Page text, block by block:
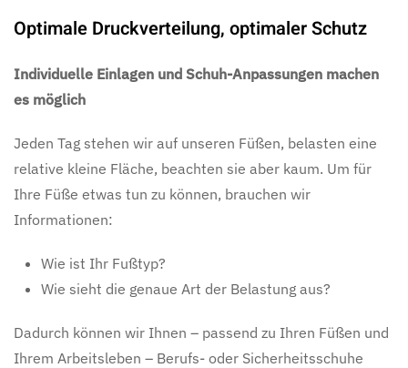
Optimale Druckverteilung, optimaler Schutz
Individuelle Einlagen und Schuh-Anpassungen machen
es möglich
Jeden Tag stehen wir auf unseren Füßen, belasten eine
relative kleine Fläche, beachten sie aber kaum. Um für
Ihre Füße etwas tun zu können, brauchen wir
Informationen:
Wie ist Ihr Fußtyp?
Wie sieht die genaue Art der Belastung aus?
Dadurch können wir Ihnen – passend zu Ihren Füßen und
Ihrem Arbeitsleben – Berufs- oder Sicherheitsschuhe